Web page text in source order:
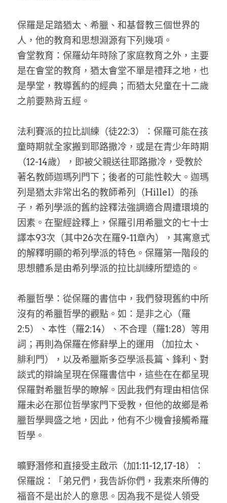
保羅是足踏猶太、希臘、和基督教三個世界的
人，他的教育和思想淵源有下列幾項。
會堂教育：保羅幼年時除了家庭教育之外，主要
是在會堂的教育，猶太會堂不單是禮拜之地，也
是學堂，教導舊約的經典；而猶太兒童在十二歲
之前要熟背五經。
法利賽派的拉比訓練（徒22:3）：保羅可能在孩
童時期就全家搬到耶路撒冷，或是在青少年時期
（12-14歲），即被父親送往耶路撒冷，受教於
著名教師迦瑪列門下；後者的可能性較大。迦瑪
列是猶太非常出名的教師希列（Hillel）的孫
子，希列學派的舊約詮釋法強調適合周遭環境的
因素。在聖經詮釋上，保羅引用希臘文的七十士
譯本93次（其中26次在羅9-11章內），其寓意式
的解釋明顯的希列學派的特色。保羅第一階段的
思想體系是由希列學派的拉比訓練所塑造的。
希臘哲學：從保羅的書信中，我們發現舊約中所
沒有的希臘哲學的觀點。如：是非之心（羅
2:5）、本性（羅2:14）、不合理（羅1:28）等用
詞；再則為保羅在修辭學上的運用 （加拉太、
腓利門），以及希臘斯多亞學派長篇、鋒利、對
談式的辯論呈現在保羅書信中，這些在在都呈現
保羅對希臘哲學的瞭解。因此我們有理由相信保
羅未必在那位哲學家門下受教，但他的故鄉是希
臘哲學興盛之地，因此，他有不少機會接觸希羅
哲學。
曠野潛修和直接受主啟示（加1:11-12,17-18）：
保羅說：「弟兄們，我告訴你們，我素來所傳的
福音不是出於人的意思。因為我不是從人領受